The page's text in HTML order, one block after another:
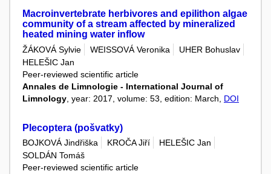
Macroinvertebrate herbivores and epilithon algae
community of a stream affected by mineralized
heated mining water inflow
ŽÁKOVÁ Sylvie WEISSOVÁ Veronika
UHER Bohuslav
HELEŠIC Jan
Peer-reviewed scientific article
Annales de Limnologie - International Journal of
Limnology , year: 2017, volume: 53, edition: March, DOI
Plecoptera (pošvatky)
BOJKOVÁ Jindřiška KROČA Jiří
HELEŠIC Jan
SOLDÁN Tomáš
Peer-reviewed scientific article